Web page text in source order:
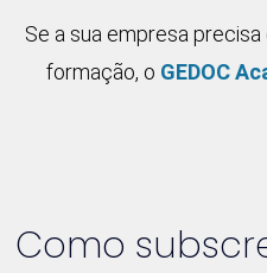
Se a sua empresa
formação, o GEDOC
Como